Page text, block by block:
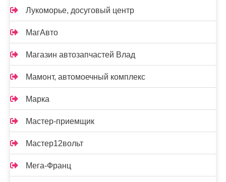
Лукоморье, досуговый центр
МагАвто
Магазин автозапчастей Влад
Мамонт, автомоечный комплекс
Марка
Мастер-приемщик
Мастер12вольт
Мега-Франц